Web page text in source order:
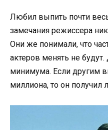
Любил выпить почти
замечания режиссера
Они же понимали, что
актеров менять не
минимума. Если другим
миллиона, то он получил